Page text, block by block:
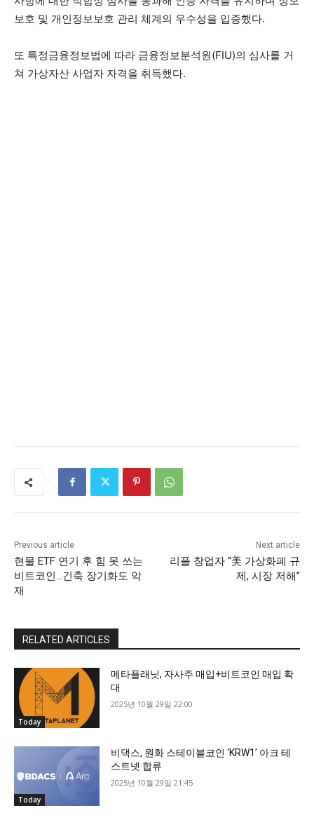
보호 및 개인정보보호 관리 체계의 우수성을 입증했다.
또 특정금융정보법에 따라 금융정보분석원(FIU)의 심사를 거
쳐 가상자산 사업자 자격을 취득했다.
Previous article
현물 ETF 연기 후 힘 못 쓰는
비트코인…긴축 장기화도 악
재
Next article
리플 창업자 “美 가상화폐 규
제, 시장 저해”
RELATED ARTICLES
Today
메타플래닛, 자사주 매입+비트코인 매입 확
대
2025년 10월 29일 22:00
Today
비댁스, 원화 스테이블코인 ‘KRW1’ 아크 테
스트넷 합류
2025년 10월 29일 21:45